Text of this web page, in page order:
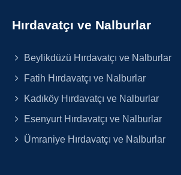
Hırdavatçı ve Nalburlar
Beylikdüzü Hırdavatçı ve Nalburlar
Fatih Hırdavatçı ve Nalburlar
Kadıköy Hırdavatçı ve Nalburlar
Esenyurt Hırdavatçı ve Nalburlar
Ümraniye Hırdavatçı ve Nalburlar